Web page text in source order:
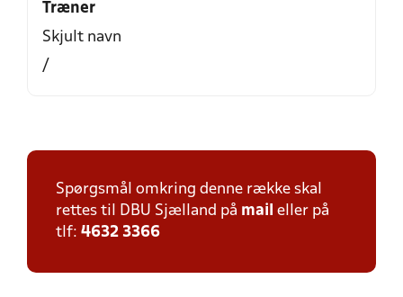
Træner
Skjult navn
/
Spørgsmål omkring denne række skal
rettes til DBU Sjælland på mail eller på
tlf: 4632 3366